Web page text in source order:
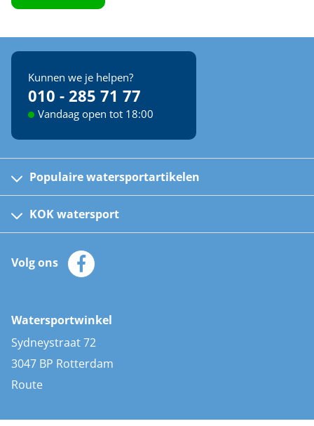
Kunnen we je helpen?
010 - 285 71 77
Vandaag open tot 18:00
Populaire watersportartikelen
Kinder reddingsvesten
Automatische reddingsvesten
Zeilkleding
Zonnepanelen
AIS transponders
Stootwillen en fenders
Bootkussens
Zwemtrappen
KOK watersport
Klantenservice
Merken
Volg ons
Watersportwinkel
Sydneystraat 72
3047 BP Rotterdam
Route